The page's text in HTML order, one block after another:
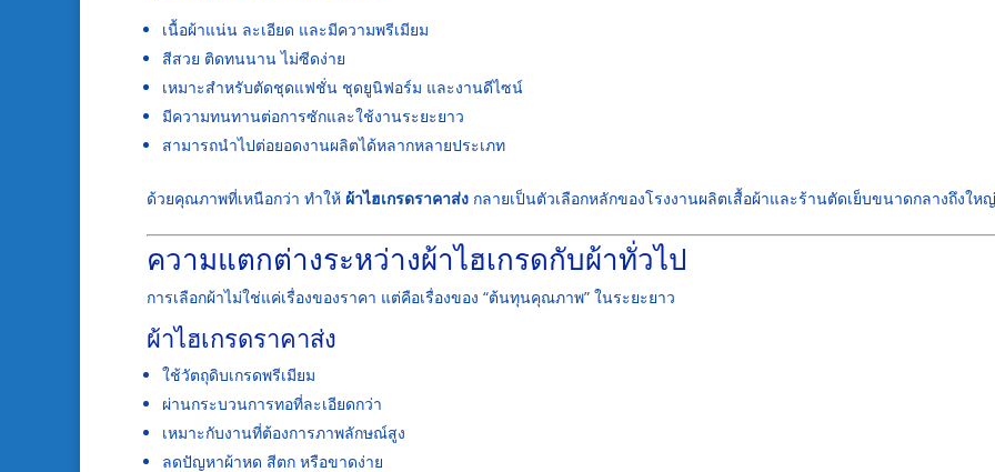
เนื้อผ้าแน่น ละเอียด และมีความพรีเมียม
สีสวย ติดทนนาน ไม่ซีดง่าย
เหมาะสำหรับตัดชุดแฟชั่น ชุดยูนิฟอร์ม และงานดีไซน์
มีความทนทานต่อการซักและใช้งานระยะยาว
สามารถนำไปต่อยอดงานผลิตได้หลากหลายประเภท
ด้วยคุณภาพที่เหนือกว่า ทำให้ ผ้าไฮเกรดราคาส่ง กลายเป็นตัวเลือกหลักของโรงงานผลิตเสื้อผ้าและร้านตัดเย็บขนาดกลางถึงใหญ่
ความแตกต่างระหว่างผ้าไฮเกรดกับผ้าทั่วไป
การเลือกผ้าไม่ใช่แค่เรื่องของราคา แต่คือเรื่องของ “ต้นทุนคุณภาพ” ในระยะยาว
ผ้าไฮเกรดราคาส่ง
ใช้วัตถุดิบเกรดพรีเมียม
ผ่านกระบวนการทอที่ละเอียดกว่า
เหมาะกับงานที่ต้องการภาพลักษณ์สูง
ลดปัญหาผ้าหด สีตก หรือขาดง่าย